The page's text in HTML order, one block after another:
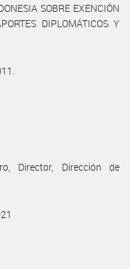
SOBRE EXENCIÓN
DIPLOMÁTICOS Y
Director, Dirección de